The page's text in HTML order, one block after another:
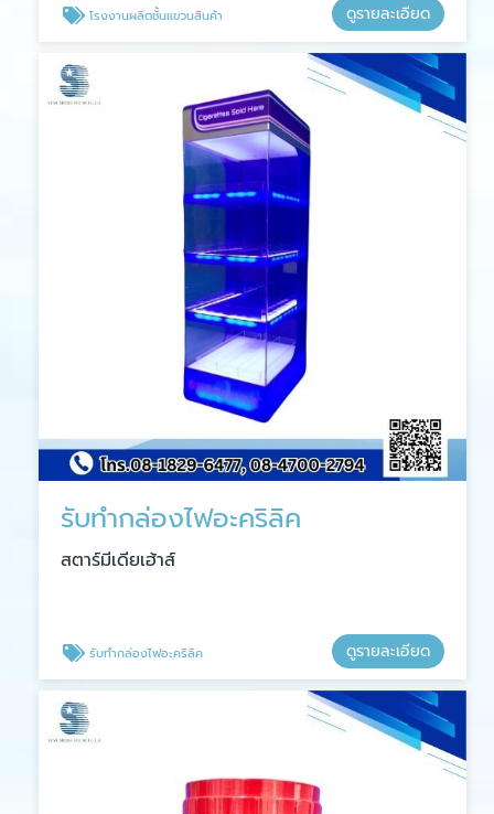
โรงงานผลิตชั้นแขวนสินค้า ดูรายละเอียด
รับทำกล่องไฟอะคริลิค
สตาร์มีเดียเฮ้าส์
รับทำกล่องไฟอะคริลิค ดูรายละเอียด